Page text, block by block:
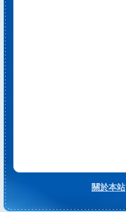
關於本站